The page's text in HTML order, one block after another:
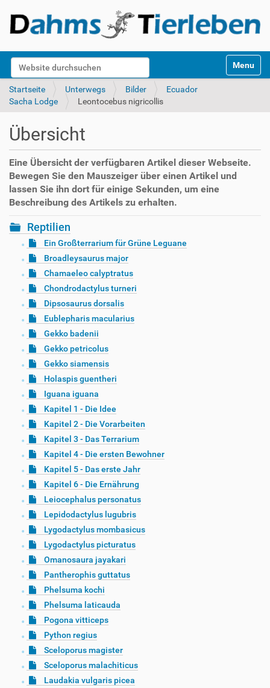
Website durchsuchen
k
Toggle
Startseite Unterwegs Bilder
Ecuador
Sacha Lodge
Leontocebus nigricollis
Übersicht
Eine Übersicht der verfügbaren Artikel dieser Webseite.
Bewegen Sie den Mauszeiger über einen Artikel und
lassen Sie ihn dort für einige Sekunden, um eine
Beschreibung des Artikels zu erhalten.
Reptilien
Ein Großterrarium für Grüne Leguane
Broadleysaurus major
Chamaeleo calyptratus
Chondrodactylus turneri
Dipsosaurus dorsalis
Eublepharis macularius
Gekko badenii
Gekko petricolus
Gekko siamensis
Holaspis guentheri
Iguana iguana
Kapitel 1 - Die Idee
Kapitel 2 - Die Vorarbeiten
Kapitel 3 - Das Terrarium
Kapitel 4 - Die ersten Bewohner
Kapitel 5 - Das erste Jahr
Kapitel 6 - Die Ernährung
Leiocephalus personatus
Lepidodactylus lugubris
Lygodactylus mombasicus
Lygodactylus picturatus
Omanosaura jayakari
Pantherophis guttatus
Phelsuma kochi
Phelsuma laticauda
Pogona vitticeps
Python regius
Sceloporus magister
Sceloporus malachiticus
Laudakia vulgaris picea